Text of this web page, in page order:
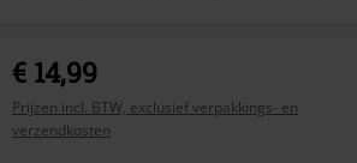
€ 14,99
Prijzen incl. BTW, exclusief verpakkings- en
verzendkosten